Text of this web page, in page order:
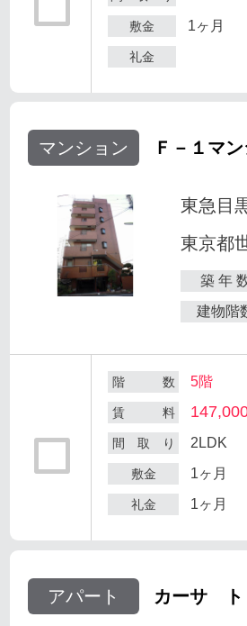
敷金 1ヶ月
礼金
マンション Ｆ－１マ
東急目
東京都
築 年
建物階
階 数 5階
賃 料
間 取 り 2LDK
敷金 1ヶ月
礼金 1ヶ月
アパート カーサ ト